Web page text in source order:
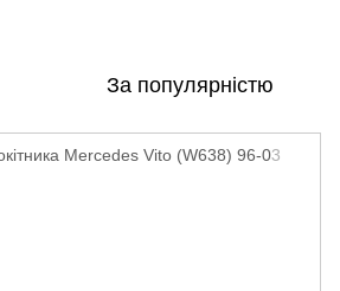
За популярністю